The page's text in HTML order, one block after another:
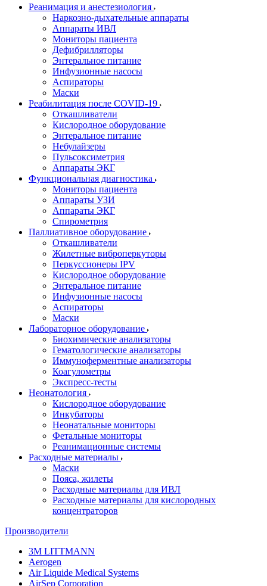
Реанимация и анестезиология
Наркозно-дыхательные аппараты
Аппараты ИВЛ
Мониторы пациента
Дефибрилляторы
Энтеральное питание
Инфузионные насосы
Аспираторы
Маски
Реабилитация после COVID-19
Откашливатели
Кислородное оборудование
Энтеральное питание
Небулайзеры
Пульсоксиметрия
Аппараты ЭКГ
Функциональная диагностика
Мониторы пациента
Аппараты УЗИ
Аппараты ЭКГ
Спирометрия
Паллиативное оборудование
Откашливатели
Жилетные виброперкуторы
Перкуссионеры IPV
Кислородное оборудование
Энтеральное питание
Инфузионные насосы
Аспираторы
Маски
Лабораторное оборудование
Биохимические анализаторы
Гематологические анализаторы
Иммуноферментные анализаторы
Коагулометры
Экспресс-тесты
Неонатология
Кислородное оборудование
Инкубаторы
Неонатальные мониторы
Фетальные мониторы
Реанимационные системы
Расходные материалы
Маски
Пояса, жилеты
Расходные материалы для ИВЛ
Расходные материалы для кислородных
концентраторов
Производители
3M LITTMANN
Aerogen
Air Liquide Medical Systems
AirSep Corporation